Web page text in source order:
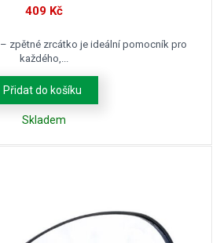
409 Kč
– zpětné zrcátko je ideální pomocník pro
každého,...
Přidat do košíku
Skladem